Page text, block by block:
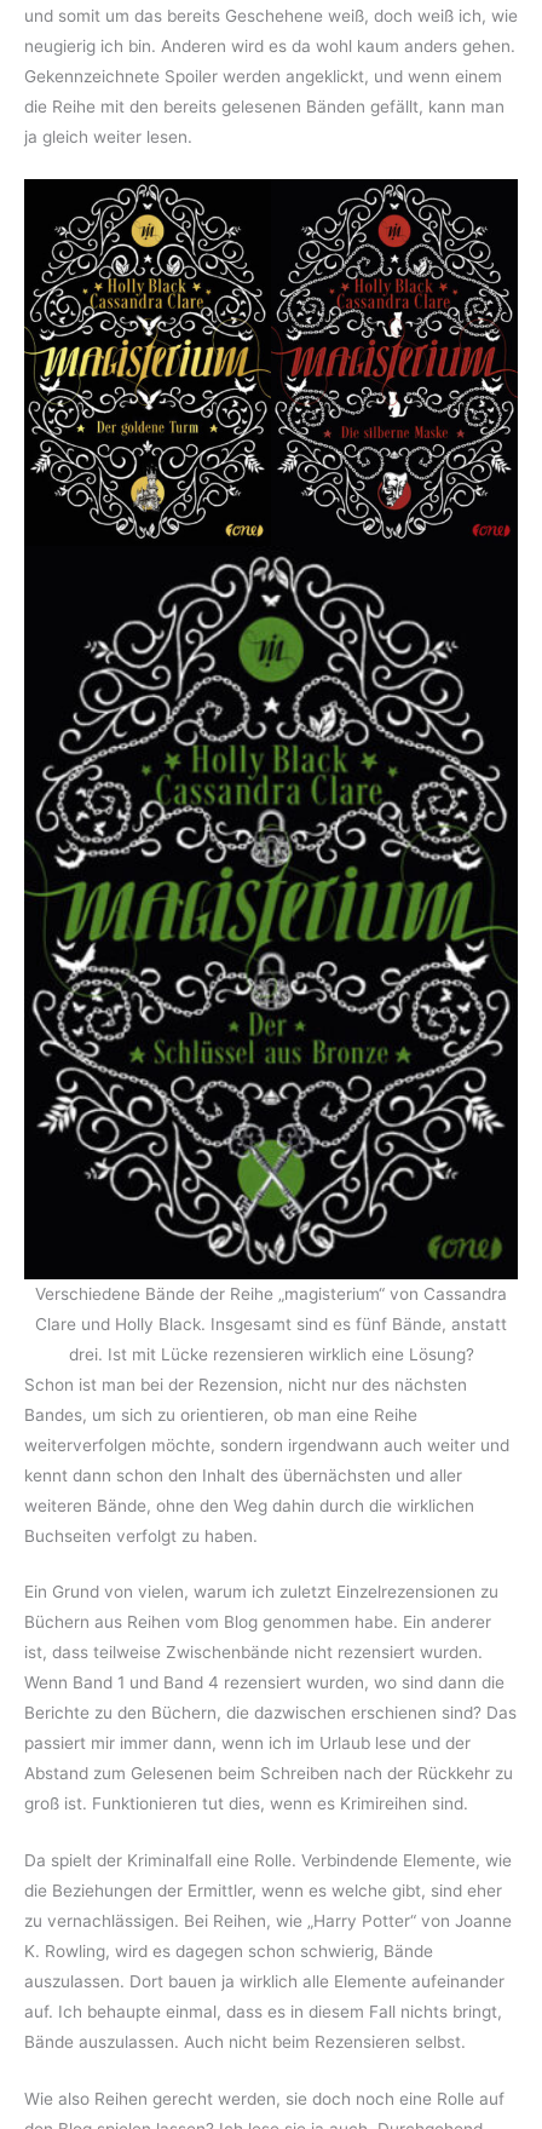
und somit um das bereits Geschehene weiß, doch weiß ich, wie
neugierig ich bin. Anderen wird es da wohl kaum anders gehen.
Gekennzeichnete Spoiler werden angeklickt, und wenn einem
die Reihe mit den bereits gelesenen Bänden gefällt, kann man
ja gleich weiter lesen.
Verschiedene Bände der Reihe „magisterium“ von Cassandra
Clare und Holly Black. Insgesamt sind es fünf Bände, anstatt
drei. Ist mit Lücke rezensieren wirklich eine Lösung?
Schon ist man bei der Rezension, nicht nur des nächsten
Bandes, um sich zu orientieren, ob man eine Reihe
weiterverfolgen möchte, sondern irgendwann auch weiter und
kennt dann schon den Inhalt des übernächsten und aller
weiteren Bände, ohne den Weg dahin durch die wirklichen
Buchseiten verfolgt zu haben.
Ein Grund von vielen, warum ich zuletzt Einzelrezensionen zu
Büchern aus Reihen vom Blog genommen habe. Ein anderer
ist, dass teilweise Zwischenbände nicht rezensiert wurden.
Wenn Band 1 und Band 4 rezensiert wurden, wo sind dann die
Berichte zu den Büchern, die dazwischen erschienen sind? Das
passiert mir immer dann, wenn ich im Urlaub lese und der
Abstand zum Gelesenen beim Schreiben nach der Rückkehr zu
groß ist. Funktionieren tut dies, wenn es Krimireihen sind.
Da spielt der Kriminalfall eine Rolle. Verbindende Elemente, wie
die Beziehungen der Ermittler, wenn es welche gibt, sind eher
zu vernachlässigen. Bei Reihen, wie „Harry Potter“ von Joanne
K. Rowling, wird es dagegen schon schwierig, Bände
auszulassen. Dort bauen ja wirklich alle Elemente aufeinander
auf. Ich behaupte einmal, dass es in diesem Fall nichts bringt,
Bände auszulassen. Auch nicht beim Rezensieren selbst.
Wie also Reihen gerecht werden, sie doch noch eine Rolle auf